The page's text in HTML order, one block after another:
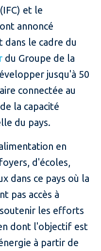
et le
annoncé
dans le cadre du
du Groupe de la
jusqu'à 50
connectée au
la capacité
du pays.
en
d'écoles,
dans ce pays où la
pas accès à
les efforts
dont l'objectif est
à partir de